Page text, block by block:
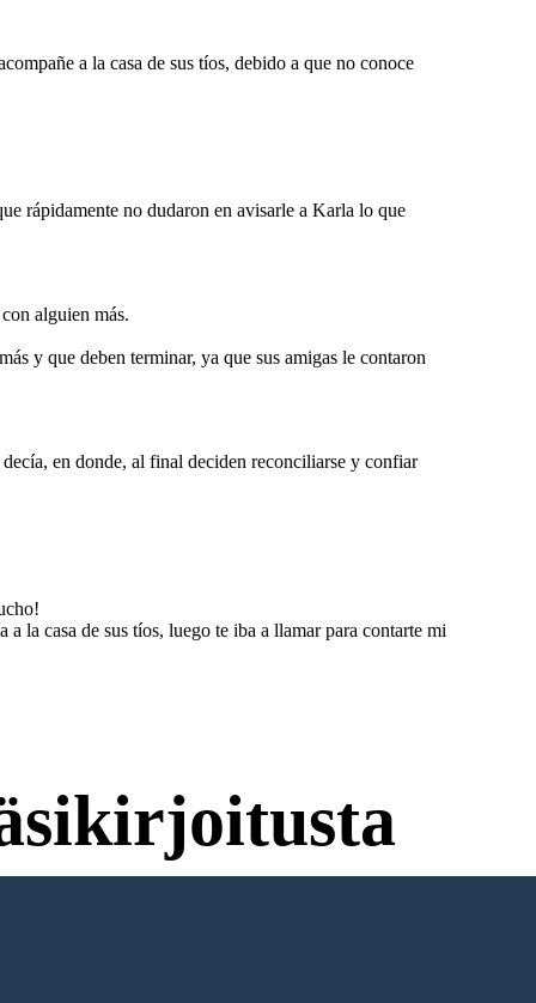
a la casa de sus tíos, debido a que no conoce
rápidamente no dudaron en avisarle a Karla lo que
alguien más.
y que deben terminar, ya que sus amigas le contaron
en donde, al final deciden reconciliarse y confiar
la casa de sus tíos, luego te iba a llamar para contarte mi
Kokeilemiseen!